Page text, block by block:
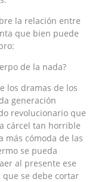
la relación entre
que bien puede
de la nada?
los dramas de los
generación
revolucionario que
cárcel tan horrible
más cómoda de las
se pueda
al presente ese
se debe cortar